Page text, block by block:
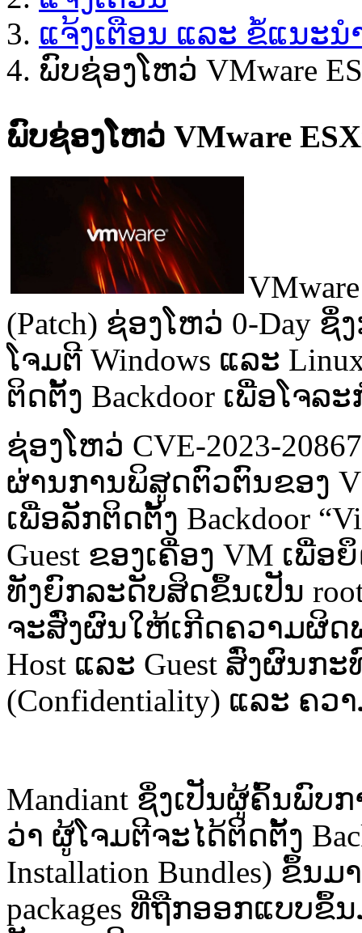
ແຈ້ງເຕືອນ ແລະ ຂໍ້ແນະ
ພົບຊ່ອງໂຫວ່ VMware
ພົບຊ່ອງໂຫວ່ VMware
(Patch) ຊ່ອງ​ໂຫວ່ ​0-Day ຊຶ່
ໂຈມ​ຕີ​ Windows ແລະ​
ຕິດ​ຕັ້ງ​ Backdoor ເພື່ອ​ໂຈລ
ຊ່ອງ​ໂຫວ່​ CVE-2023-
ຜ່ານການ​ພິສູດ​ຕົວ​ຕົນ​ຂອງ​
ເພື່ອ​ລັກ​​ຕິດ​ຕັ້ງ​ Backdoor
Guest ຂອງ​ເຄື່ອງ​ VM ເພື່ອ​
ທັງ​ຍົກ​ລະດັບ​ສິດ​ຂຶ້ນ​ເປັນ​
ຈະ​ສົ່ງ​ຜົນ​ໃຫ້​ເກີດ​ຄວາມ​ຜິດ​
Host ແລະ​ Guest ສົ່ງ​ຜົນ​
(Confidentiality) ແລະ ​ຄວ
Mandiant ຊຶ່ງ​ເປັນ​ຜູ້​ຄົ້ນ​ພົບ​
ວ່າ​ ຜູ້​ໂຈມ​ຕີ​ຈະ​ໄດ້​ຕິດ​ຕັ້ງ​
Installation Bundles) ຂຶ້ນ​
packages ​ທີ່​ຖືກ​ອອກ​ແບບ​